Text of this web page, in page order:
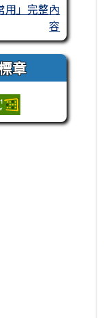
用」完整內
容
章